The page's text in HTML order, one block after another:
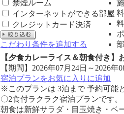
禁煙ルーム
インターネットができる部屋
クレジットカード決済
こだわり条件を追加する
【夕食カレーライス＆朝食付き
【期間】2026年07月24日～2026年
宿泊プランをお気に入りに追加
※このプランは 3泊まで 予約可能
〇2食付ラクラク宿泊プランです。
朝食は新鮮サラダ・目玉焼き・ベ